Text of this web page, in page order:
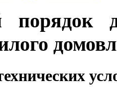
порядок